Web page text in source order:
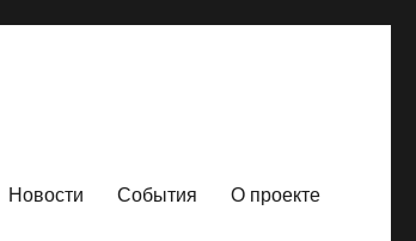
Новости События О проекте